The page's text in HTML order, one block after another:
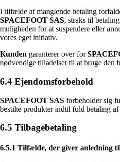
I tilfælde af manglende betaling
SPACEFOOT SAS, straks til
muligheden for at suspendere eller
vores eget initiativ.
Kunden garanterer over for
nødvendige tilladelser til at bruge den
6.4 Ejendomsforbehold
SPACEFOOT SAS forbeholder sig
bestilte produkter indtil fuld betaling
6.5 Tilbagebetaling
6.5.1 Tilfælde, der giver anledning